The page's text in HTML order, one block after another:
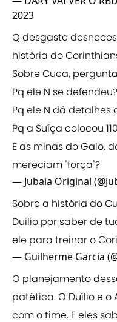
2023
Q desgaste
história do
Sobre Cuca,
Pq ele N se defendeu?
Pq ele N dá detalhes
Pq a Suíça colocou
E as minas do Galo,
mereciam "força"?
— Jubaia Original
Sobre a história do
Duilio por saber de
ele para treinar o
— Guilherme Garcia
O planejamento
patética. O Duílio e
com o time. E eles